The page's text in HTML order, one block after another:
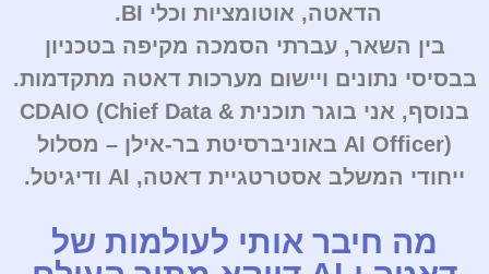
הדאטה, אוטומציות וכלי BI.
בין השאר, עברתי הסמכה מקיפה בטכניון
בבסיסי נתונים ויישום מערכות דאטה מתקדמות.
בנוסף, אני בוגר תוכנית CDAIO (Chief Data &
AI Officer) באוניברסיטת בר-אילן – מסלול
ייחודי המשלב אסטרטגיית דאטה, AI ודיגיטל.
מה חיבר אותי לעולמות של